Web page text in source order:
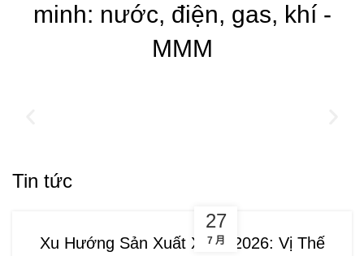
minh: nước, điện, gas, khí -
MMM
Tin tức
27
7 月
Xu Hướng Sản Xuất Xanh 2026: Vị Thế